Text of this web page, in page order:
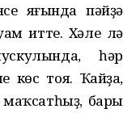
яғында пәйҙә
итте. Хәле лә
һәр
көс тоя. Ҡайҙа,
бары